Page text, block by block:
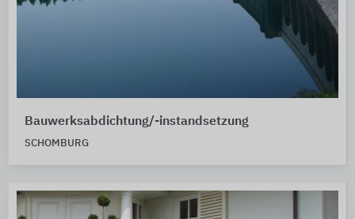
Bauwerksabdichtung/-instandsetzung
SCHOMBURG